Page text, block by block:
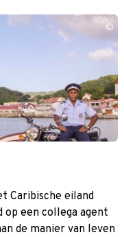
©
Caribische eiland
op een collega agent
de manier van leven